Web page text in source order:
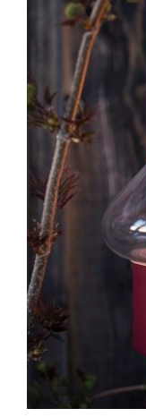
DÉTAILS